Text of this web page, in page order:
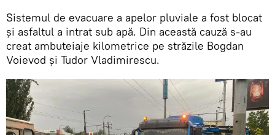
Sistemul de evacuare a apelor pluviale a fost blocat
și asfaltul a intrat sub apă. Din această cauză s-au
creat ambuteiaje kilometrice pe străzile Bogdan
Voievod și Tudor Vladimirescu.